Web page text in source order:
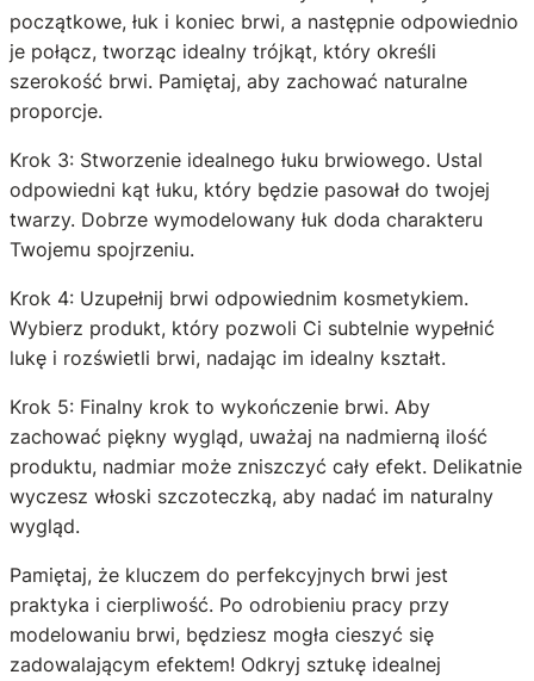
początkowe, łuk i koniec brwi, a następnie odpowiednio
je połącz, tworząc idealny trójkąt, który określi
szerokość brwi. Pamiętaj, aby zachować naturalne
proporcje.
Krok 3: Stworzenie idealnego łuku brwiowego. Ustal
odpowiedni kąt łuku, który będzie pasował do twojej
twarzy. Dobrze wymodelowany łuk doda charakteru
Twojemu spojrzeniu.
Krok 4: Uzupełnij brwi odpowiednim kosmetykiem.
Wybierz produkt, który pozwoli Ci subtelnie wypełnić
lukę i rozświetli brwi, nadając im idealny kształt.
Krok 5: Finalny krok to wykończenie brwi. Aby
zachować piękny wygląd, uważaj na nadmierną ilość
produktu, nadmiar może zniszczyć cały efekt. Delikatnie
wyczesz włoski szczoteczką, aby nadać im naturalny
wygląd.
Pamiętaj, że kluczem do perfekcyjnych brwi jest
praktyka i cierpliwość. Po odrobieniu pracy przy
modelowaniu brwi, będziesz mogła cieszyć się
zadowalającym efektem! Odkryj sztukę idealnej